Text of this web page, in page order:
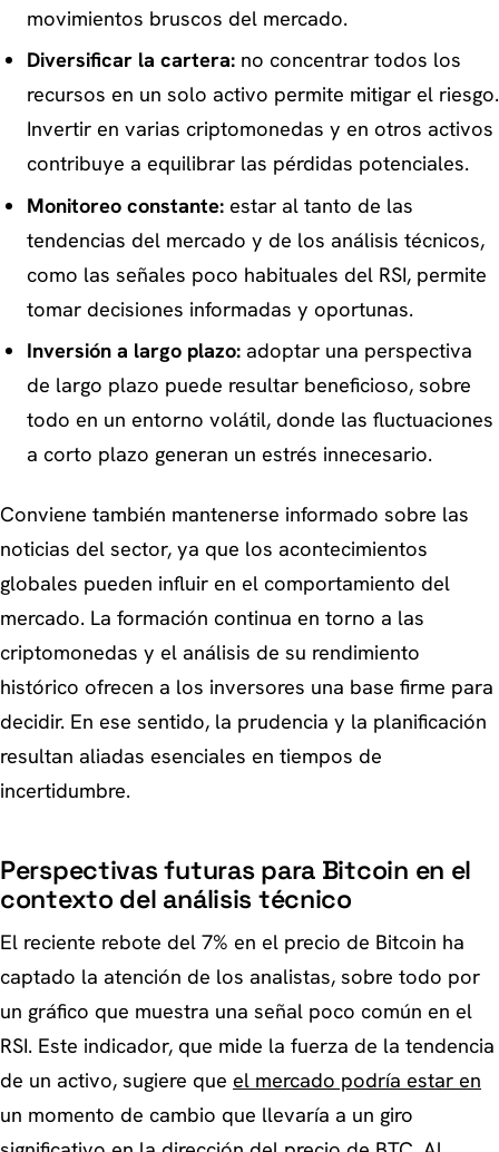
movimientos bruscos del mercado.
Diversificar la cartera:no concentrar todos los
recursos en un solo activo permite mitigar el riesgo.
Invertir en varias criptomonedas y en otros activos
contribuye a equilibrar las pérdidas potenciales.
Monitoreo constante:estar al tanto de las
tendencias del mercado y de los análisis técnicos,
como las señales poco habituales del RSI, permite
tomar decisiones informadas y oportunas.
Inversión a largo plazo:adoptar una perspectiva
de largo plazo puede resultar beneficioso, sobre
todo en un entorno volátil, donde las fluctuaciones
a corto plazo generan un estrés innecesario.
Conviene también mantenerse informado sobre las
noticias del sector, ya que los acontecimientos
globales pueden influir en el comportamiento del
mercado. La formación continua en torno a las
criptomonedas y el análisis de su rendimiento
histórico ofrecen a los inversores una base firme para
decidir. En ese sentido, la prudencia y la planificación
resultan aliadas esenciales en tiempos de
incertidumbre.
Perspectivas futuras para Bitcoin en el
contexto del análisis técnico
El reciente rebote del 7% en el precio de Bitcoin ha
captado la atención de los analistas, sobre todo por
un gráfico que muestra una señal poco común en el
RSI. Este indicador, que mide la fuerza de la tendencia
de un activo, sugiere que el mercado podría estar en
un momento de cambio que llevaría a un giro